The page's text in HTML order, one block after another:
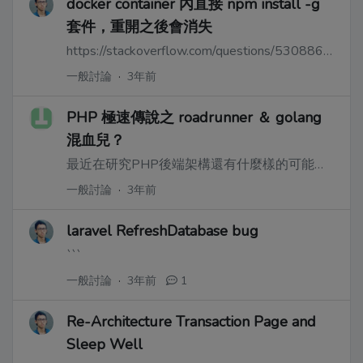
套件，重開之後會消失
https://stackoverflow.com/questions/53088634/why-is-it-that-when-i-install-a-new-npm-package-i-have-to-run-docker-compose-do
一般討論 · 3年前
PHP 極速傳說之 roadrunner ＆ golang
混血兒？
最近在研究PHP後端架構還有什麼樣的可能性，參考了 laravel octane 的 swoole 及 roadrunner 實作之後，似乎是 roadrunner 搭配 golang 走 grpc 搭配微服務思想，會具有更多的可能性。
一般討論 · 3年前
laravel RefreshDatabase bug
```
一般討論 · 3年前 1
Re-Architecture Transaction Page and
Sleep Well